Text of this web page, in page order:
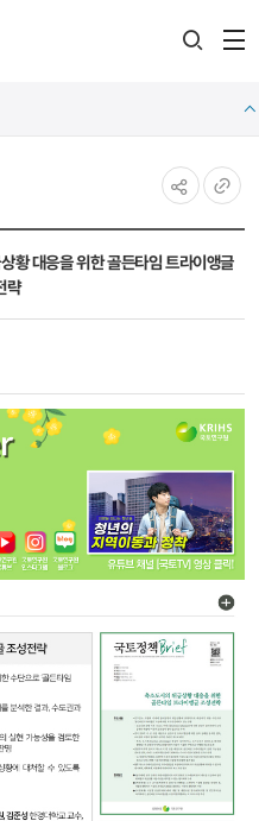
복사
대응을 위한 골든타임 트라이앵글
략